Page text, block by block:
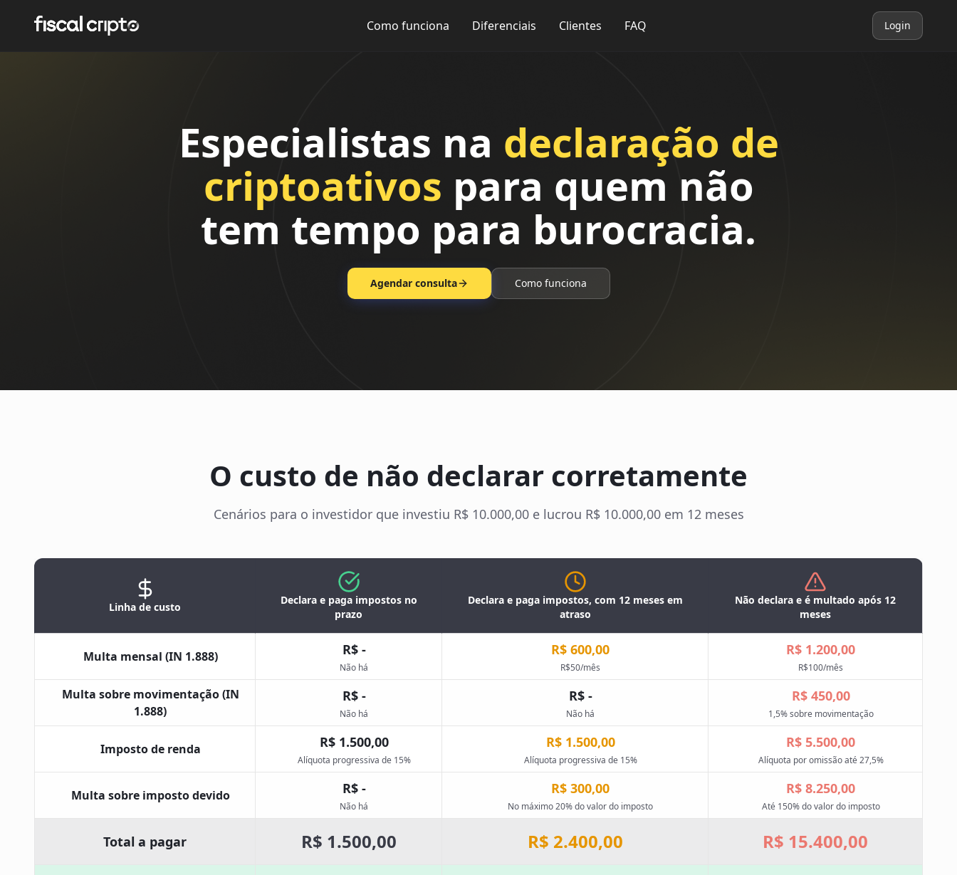
Como funciona Diferenciais Clientes FAQ Login
Especialistas na declaração de
criptoativos para quem não
tem tempo para burocracia.
Agendar consulta Como funciona
O custo de não declarar corretamente
Cenários para o investidor que investiu R$ 10.000,00 e lucrou R$ 10.000,00 em 12 meses
Linha de custo
Declara e paga impostos no
prazo
Declara e paga impostos, com 12 meses em
atraso
Não declara e é multado após 12
meses
Multa mensal (IN 1.888) R$ -
Não há
R$ 600,00
R$50/mês
R$ 1.200,00
R$100/mês
Multa sobre movimentação (IN
1.888)
R$ -
Não há
R$ -
Não há
R$ 450,00
1,5% sobre movimentação
Imposto de renda R$ 1.500,00
Alíquota progressiva de 15%
R$ 1.500,00
Alíquota progressiva de 15%
R$ 5.500,00
Alíquota por omissão até 27,5%
Multa sobre imposto devido R$ -
Não há
R$ 300,00
No máximo 20% do valor do imposto
R$ 8.250,00
Até 150% do valor do imposto
Total a pagar R$ 1.500,00 R$ 2.400,00 R$ 15.400,00